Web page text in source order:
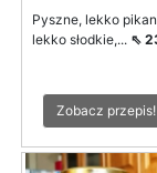
Pyszne, lekko
lekko słodkie,... ⇖
Zobacz przepis!